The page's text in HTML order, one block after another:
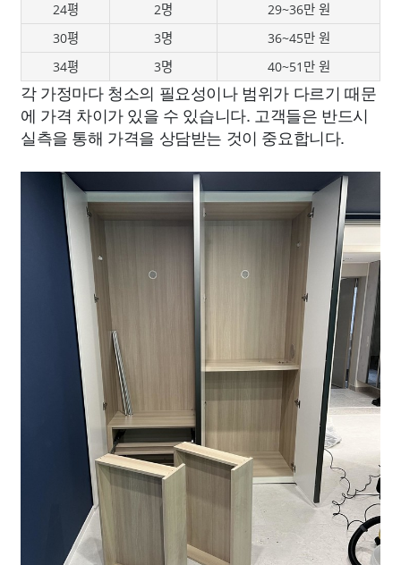
24평
2명
29~36만 원
30평
3명
36~45만 원
34평
3명 40~51만 원
각 가정마다 청소의 필요성이나 범위가 다르기 때문
에 가격 차이가 있을 수 있습니다. 고객들은 반드시
실측을 통해 가격을 상담받는 것이 중요합니다.